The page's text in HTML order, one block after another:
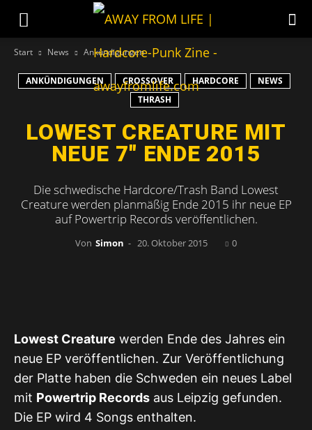
Start News Ankündigungen
ANKÜNDIGUNGEN CROSSOVER HARDCORE
NEWS
THRASH
LOWEST CREATURE MIT
NEUE 7″ ENDE 2015
Die schwedische Hardcore/Trash Band Lowest
Creature werden planmäßig Ende 2015 ihr neue EP
auf Powertrip Records veröffentlichen.
Von Simon - 20. Oktober 2015 0
Lowest Creature werden Ende des Jahres ein
neue EP veröffentlichen. Zur Veröffentlichung
der Platte haben die Schweden ein neues Label
mit Powertrip Records aus Leipzig gefunden.
Die EP wird 4 Songs enthalten.